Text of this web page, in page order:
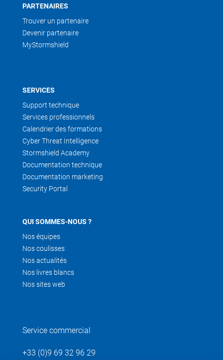
PARTENAIRES
Trouver un partenaire
Devenir partenaire
MyStormshield
SERVICES
Support technique
Services professionnels
Calendrier des formations
Cyber Threat Intelligence
Stormshield Academy
Documentation technique
Documentation marketing
Security Portal
QUI SOMMES-NOUS ?
Nos équipes
Nos coulisses
Nos actualités
Nos livres blancs
Nos sites web
Service commercial
+33 (0)9 69 32 96 29